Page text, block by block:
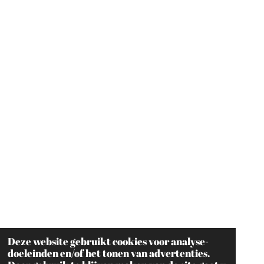
Deze website gebruikt cookies voor analyse-
doeleinden en/of het tonen van advertenties.